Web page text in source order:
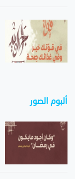
ألبوم الصور